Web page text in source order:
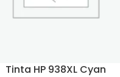
Tinta HP 938XL Cyan